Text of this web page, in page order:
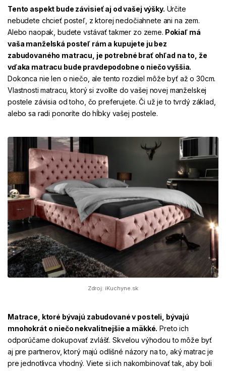
Tento aspekt bude závisieť aj od vašej výšky. Určite
nebudete chcieť posteľ, z ktorej nedočiahnete ani na zem.
Alebo naopak, budete vstávať takmer zo zeme. Pokiaľ má
vaša manželská posteľ rám a kupujete ju bez
zabudovaného matracu, je potrebné brať ohľad na to, že
vďaka matracu bude pravdepodobne o niečo vyššia.
Dokonca nie len o niečo, ale tento rozdiel môže byť až o 30cm.
Vlastnosti matracu, ktorý si zvolíte do vašej novej manželskej
postele závisia od toho, čo preferujete. Či už je to tvrdý základ,
alebo sa radi ponoríte do hĺbky vašej postele.
Zdroj: iKuchyne.sk
Matrace, ktoré bývajú zabudované v posteli, bývajú
mnohokrát o niečo nekvalitnejšie a mäkké. Preto ich
odporúčame dokupovať zvlášť. Skvelou výhodou to môže byť
aj pre partnerov, ktorý majú odlišné názory na to, aký matrac je
pre jednotlivca vhodný. Viete si ich nakombinovať tak, aby boli